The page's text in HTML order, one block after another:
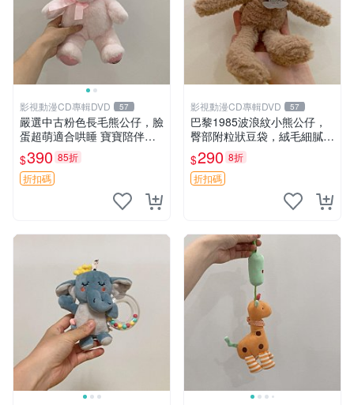
影視動漫CD專輯DVD 57
嚴選中古粉色長毛熊公仔，臉
蛋超萌適合哄睡 寶寶陪伴玩
具 軟棉質 潔白淨 公仔玩偶
玩具 奶娃 toy 傳統款 熊熊 te
ddybear babydoll
$390 85折
折扣碼
影視動漫CD專輯DVD 57
巴黎1985波浪紋小熊公仔，
臀部附粒狀豆袋，絨毛細膩臉
部可愛，中古嚴選推薦 小熊
公仔 豆袋
$290 8折
折扣碼